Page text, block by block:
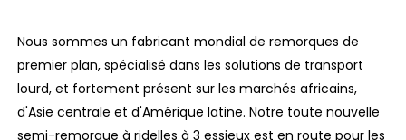
Nous sommes un fabricant mondial de remorques de
premier plan, spécialisé dans les solutions de transport
lourd, et fortement présent sur les marchés africains,
d'Asie centrale et d'Amérique latine. Notre toute nouvelle
semi-remorque à ridelles à 3 essieux est en route pour les